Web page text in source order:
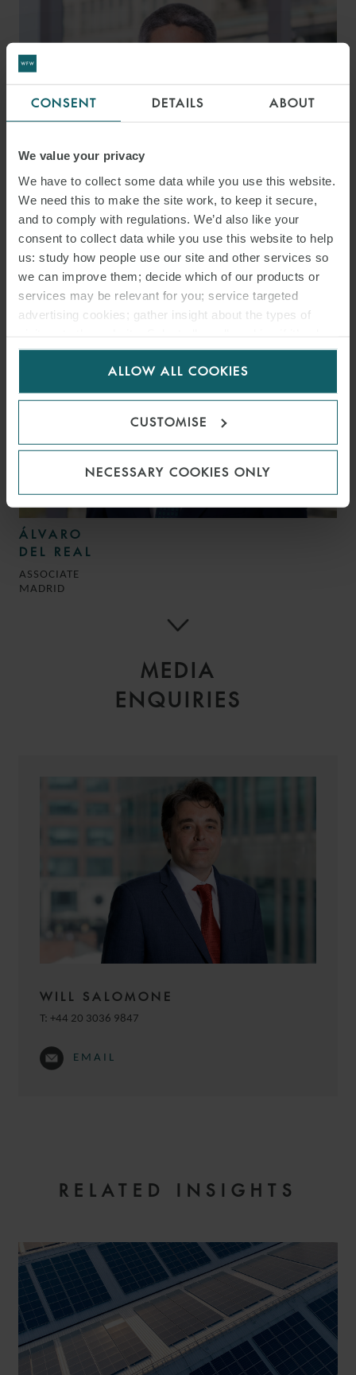
CONSENT DETAILS ABOUT
We value your privacy
We have to collect some data while you use this website.
We need this to make the site work, to keep it secure,
and to comply with regulations. We’d also like your
consent to collect data while you use this website to help
us: study how people use our site and other services so
we can improve them; decide which of our products or
services may be relevant for you; service targeted
advertising cookies; gather insight about the types of
for us to use cookies. Select customise to manage
ALLOW ALL COOKIES
CUSTOMISE
NECESSARY COOKIES ONLY
MEDIA
ENQUIRIES
WILL SALOMONE
T: +44 20 3036 9847
EMAIL
IGNACIO
SENIOR ASSOCIATE
ÁLVARO
DEL REAL
ASSOCIATE
MADRID
CRISTINA
MADRID
ASSOCIATE
MADRIDRELATED INSIGHTS